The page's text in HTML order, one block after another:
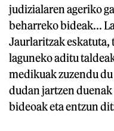
judizialaren ageriko
beharreko bideak...
Jaurlaritzak
laguneko aditu
medikuak zuzendu du
dudan jartzen
bideoak eta entzun